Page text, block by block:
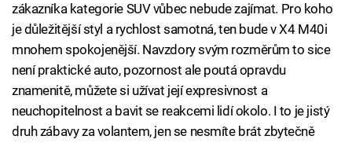
zákazníka kategorie SUV vůbec nebude zajímat. Pro koho
je důležitější styl a rychlost samotná, ten bude v X4 M40i
mnohem spokojenější. Navzdory svým rozměrům to sice
není praktické auto, pozornost ale poutá opravdu
znamenitě, můžete si užívat její expresivnost a
neuchopitelnost a bavit se reakcemi lidí okolo. I to je jistý
druh zábavy za volantem, jen se nesmíte brát zbytečně